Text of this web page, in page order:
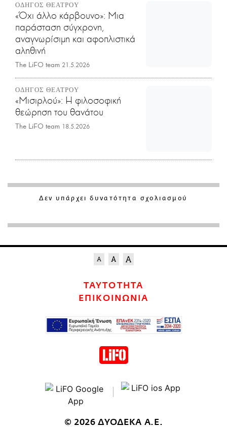
ΟΔΗΓΟΣ ΘΕΑΤΡΟΥ
«Όχι άλλο κάρβουνο»: Μια
παράσταση σύγχρονη,
αναγνωρίσιμη και αφοπλιστικά
αληθινή
The LiFO team 21.5.2026
ΟΔΗΓΟΣ ΘΕΑΤΡΟΥ
«Μισιρλού»: Η φιλοσοφική
θεώρηση του θανάτου
The LiFO team 18.5.2026
Δεν υπάρχει δυνατότητα σχολιασμού
ΤΑΥΤΟΤΗΤΑ
ΕΠΙΚΟΙΝΩΝΙΑ
© 2026 ΔΥΟΔΕΚΑ Α.Ε.